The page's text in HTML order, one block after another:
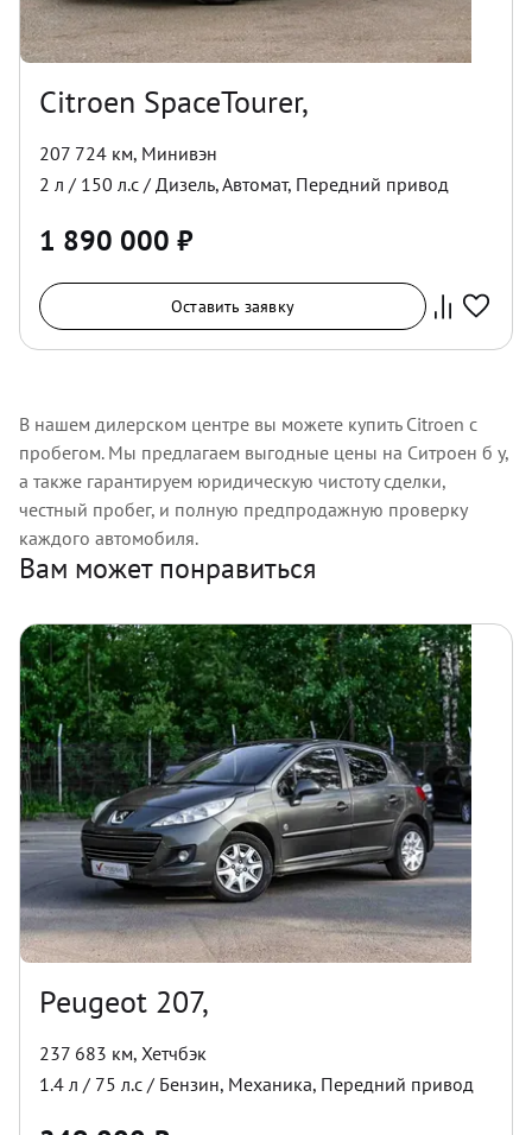
Citroen SpaceTourer,
207 724 км, Минивэн
2 л / 150 л.с / Дизель,Автомат, Передний привод
1 890 000 ₽
Оставить заявку
В нашем дилерском центре вы можете купить Citroen с
пробегом. Мы предлагаем выгодные цены на Ситроен б у,
а также гарантируем юридическую чистоту сделки,
честный пробег, и полную предпродажную проверку
каждого автомобиля.
Вам может понравиться
Peugeot 207,
237 683 км, Хетчбэк
1.4 л / 75 л.с / Бензин, Механика, Передний привод